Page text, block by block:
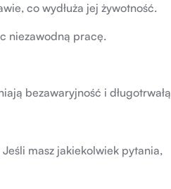
co wydłuża jej żywotność.
niezawodną pracę.
bezawaryjność i długotrwałą
masz jakiekolwiek pytania,